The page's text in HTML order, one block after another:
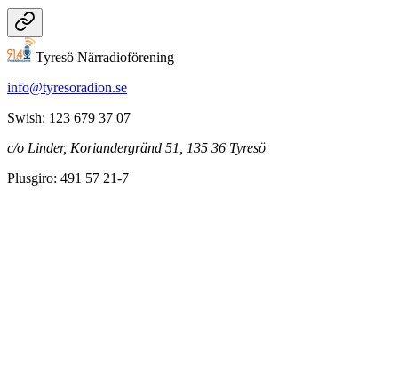
Tyresö Närradioförening
info@tyresoradion.se
Swish: 123 679 37 07
c/o Linder, Koriandergränd 51, 135 36 Tyresö
Plusgiro: 491 57 21-7